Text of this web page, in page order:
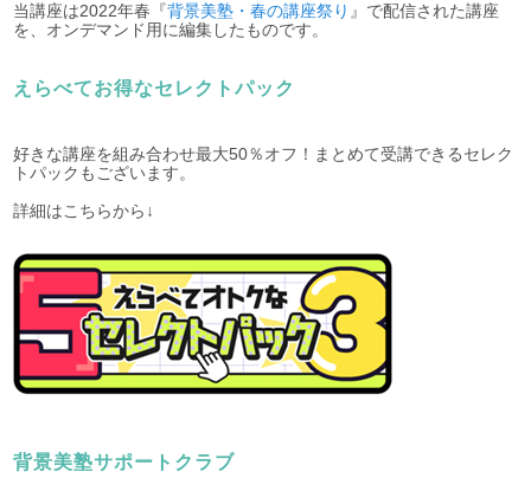
当講座は2022年春『背景美塾・春の講座祭り 』で配信された講座
を、オンデマンド用に編集したものです。
えらべてお得なセレクトパック
好きな講座を組み合わせ最大50％オフ！まとめて受講できるセレク
トパックもございます。
詳細はこちらから↓
背景美塾サポートクラブ